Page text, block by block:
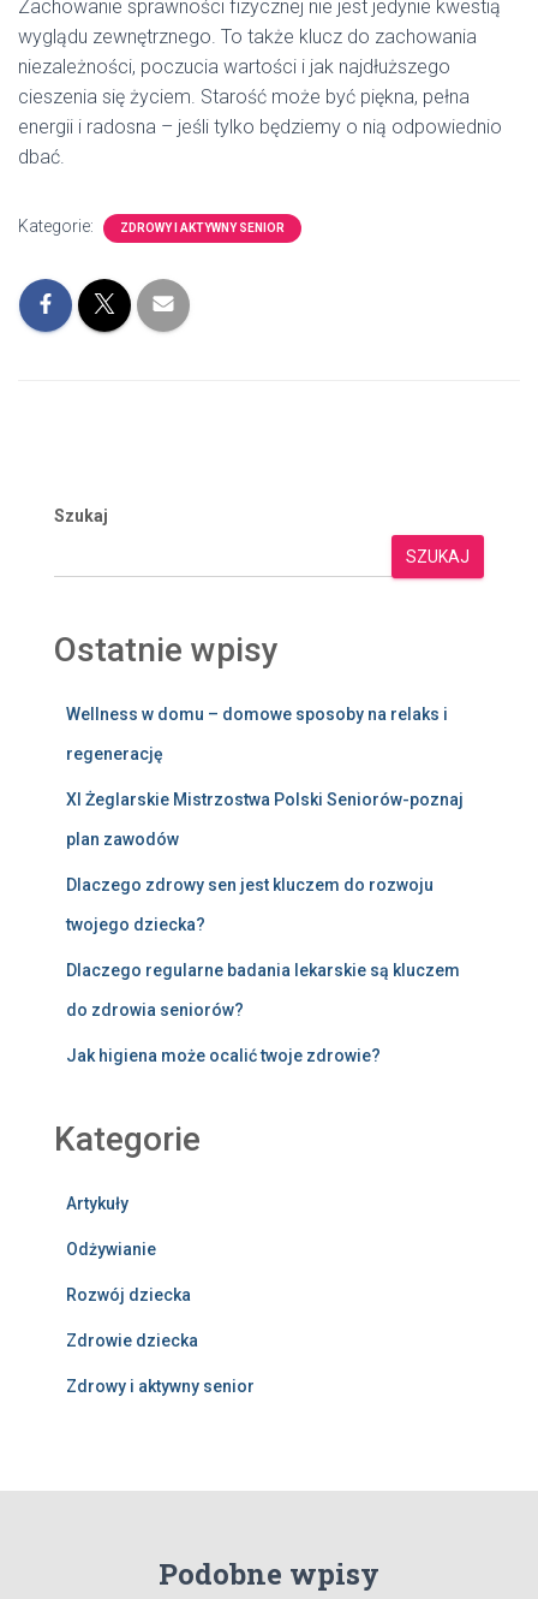
Zachowanie sprawności fizycznej nie jest jedynie kwestią
wyglądu zewnętrznego. To także klucz do zachowania
niezależności, poczucia wartości i jak najdłuższego
cieszenia się życiem. Starość może być piękna, pełna
energii i radosna – jeśli tylko będziemy o nią odpowiednio
dbać.
Kategorie: ZDROWY I AKTYWNY SENIOR
Szukaj
SZUKAJ
Ostatnie wpisy
Wellness w domu – domowe sposoby na relaks i
regenerację
XI Żeglarskie Mistrzostwa Polski Seniorów-poznaj
plan zawodów
Dlaczego zdrowy sen jest kluczem do rozwoju
twojego dziecka?
Dlaczego regularne badania lekarskie są kluczem
do zdrowia seniorów?
Jak higiena może ocalić twoje zdrowie?
Kategorie
Artykuły
Odżywianie
Rozwój dziecka
Zdrowie dziecka
Zdrowy i aktywny senior
Podobne wpisy